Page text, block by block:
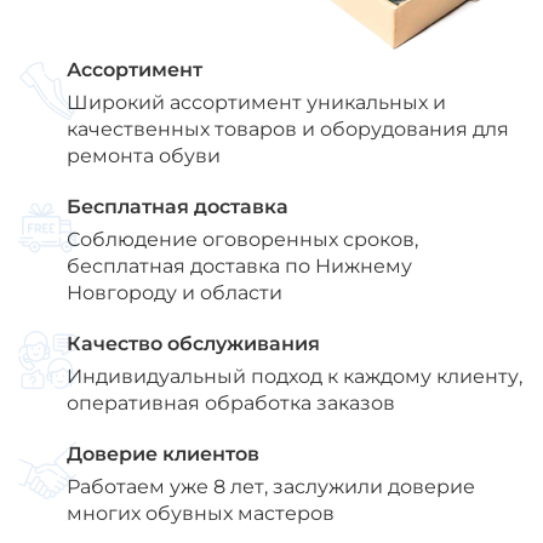
Ассортимент
Широкий ассортимент уникальных и
качественных товаров и оборудования для
ремонта обуви
Бесплатная доставка
Соблюдение оговоренных сроков,
бесплатная доставка по Нижнему
Новгороду и области
Качество обслуживания
Индивидуальный подход к каждому клиенту,
оперативная обработка заказов
Доверие клиентов
Работаем уже 8 лет, заслужили доверие
многих обувных мастеров